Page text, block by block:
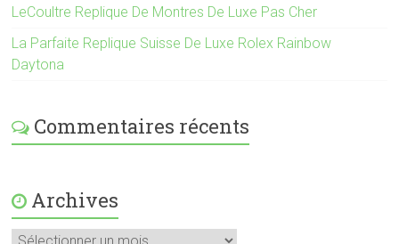
LeCoultre Replique De Montres De Luxe Pas Cher
La Parfaite Replique Suisse De Luxe Rolex Rainbow
Daytona
Commentaires récents
Archives